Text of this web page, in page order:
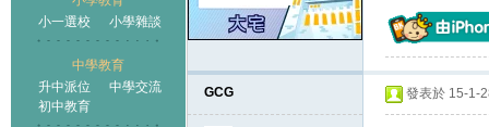
小一選校
小學雜談
中學教育
升中派位
中學交流
初中教育
GCG 發表於 15-1-